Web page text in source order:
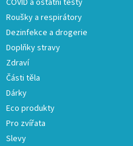
COVID a ostatní testy
Roušky a respirátory
Dezinfekce a drogerie
Doplňky stravy
Zdraví
Části těla
Dárky
Eco produkty
Pro zvířata
Slevy